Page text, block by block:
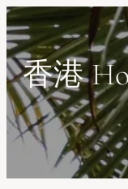
Skip
to
content
香港